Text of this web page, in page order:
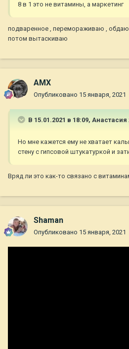
8 в 1 это не витамины, а маркетинг
подваренное , перемораживаю , обдаю
потом вытаскиваю
AMX
Опубликовано 15 января, 2021
В 15.01.2021 в 18:09, Анастасия
Но мне кажется ему не хватает
стену с гипсовой штукатуркой и
Вряд ли это как-то связано с
Shaman
Опубликовано 15 января, 2021